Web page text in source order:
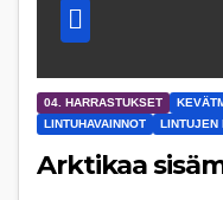
04. HARRASTUKSET
LINTUHAVAINNOT
LINTUJEN
Arktikaa